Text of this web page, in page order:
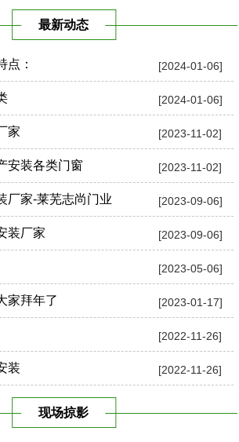
最新动态
[2024-01-06]
点：
[2024-01-06]
[2023-11-02]
家
[2023-11-02]
安装各类门窗
[2023-09-06]
厂家-莱芜志尚门业
[2023-09-06]
装厂家
[2023-05-06]
[2023-01-17]
家拜年了
[2022-11-26]
[2022-11-26]
装
现场掠影